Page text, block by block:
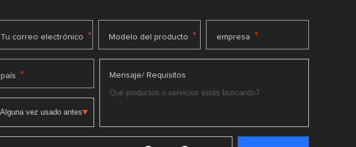
Tu correo electrónico * Modelo del producto * empresa *
país * Mensaje/ Requisitos